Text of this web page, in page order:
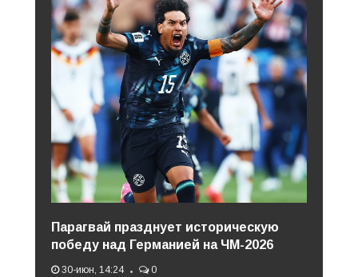
Парагвай празднует историческую
победу над Германией на ЧМ-2026
30-июн, 14:24 0